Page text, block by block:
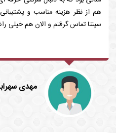
هم از نظر هزینه مناسب و
سپنتا تماس گرفتم و الان هم خیلی
مهدی